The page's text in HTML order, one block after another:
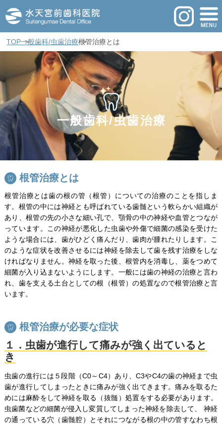
TOP一般歯科/虫歯治療根管治療とは
一般歯科/虫歯治療
根管治療とは
根管治療とは歯の根の管（根管）についての治療のことを指しま
す。根管の中には神経とも呼ばれている歯髄という軟らかい組織が
あり、根管の先の小さな細い孔で、顎骨の中の神経や血管とつなが
っています。この神経が悪化した虫歯や外傷で細菌の感染を受けた
ような場合には、歯がひどく痛んだり、歯肉が腫れたりします。こ
のような症状を改善させるには神経を除去して歯を残す治療をしな
ければなりません。神経を取った後、根管内を消毒し、薬をつめて
細菌が入り込まないようにします。一般には歯の神経の治療と言わ
れ、歯を支える土台としての根（根管）の処置なので根管治療と言
います。
根管治療が必要な症状
１．虫歯が進行して痛みが強く出ていると
き
虫歯の進行には５段階（C0～C4）あり、C3やC4の歯の神経まで虫
歯が進行してしまったときに痛みが強く出てきます。痛みを取るた
めには麻酔をして神経を取る（抜髄）処置をする必要があります。
虫歯菌などの細菌が侵入し変質してしまった神経を除去して、 神経
の通っている穴（歯髄腔）とそれにつながる根の中の管すなわち根